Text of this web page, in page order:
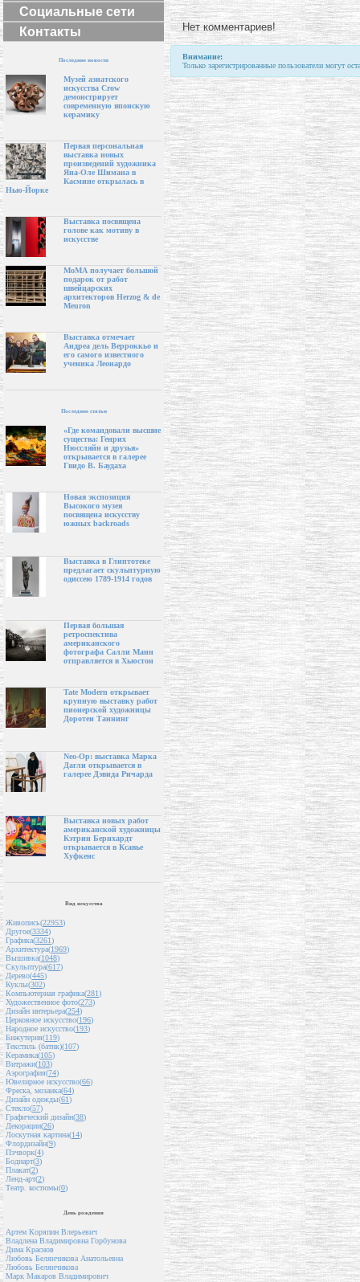
Социальные сети
Контакты
Последние новости
Музей азиатского
искусства Crow
демонстрирует
современную японскую
керамику
Первая персональная
выставка новых
произведений художника
Яна-Оле Шимана в
Касмине открылась в
Нью-Йорке
Выставка посвящена
голове как мотиву в
искусстве
МоМА получает большой
подарок от работ
швейцарских
архитекторов Herzog & de
Meuron
Выставка отмечает
Андреа дель Верроккьо и
его самого известного
ученика Леонардо
Последние статьи
«Где командовали высшие
существа: Генрих
Нюссляйн и друзья»
открывается в галерее
Гвидо В. Баудаха
Новая экспозиция
Высокого музея
посвящена искусству
южных backroads
Выставка в Глиптотеке
предлагает скульптурную
одиссею 1789-1914 годов
Первая большая
ретроспектива
американского
фотографа Салли Манн
отправляется в Хьюстон
Tate Modern открывает
крупную выставку работ
пионерской художницы
Доротеи Таннинг
Neo-Op: выставка Марка
Дагли открывается в
галерее Дэвида Ричарда
Выставка новых работ
американской художницы
Кэтрин Бернхардт
открывается в Ксавье
Хуфкенс
Вид искусства
Живопись(22953)
Другое(3334)
Графика(3261)
Архитектура(1969)
Вышивка(1048)
Скульптура(617)
Дерево(445)
Куклы(302)
Компьютерная графика(281)
Художественное фото(273)
Дизайн интерьера(254)
Церковное искусство(196)
Народное искусство(193)
Бижутерия(119)
Текстиль (батик)(107)
Керамика(105)
Витражи(103)
Аэрография(74)
Ювелирное искусство(66)
Фреска, мозаика(64)
Дизайн одежды(61)
Стекло(57)
Графический дизайн(38)
Декорации(26)
Лоскутная картина(14)
Флордизайн(9)
Пэчворк(4)
Бодиарт(3)
Плакат(2)
Ленд-арт(2)
Театр. костюмы(0)
День рождения
Артем Коряпин Влерьевич
Владлена Владимировна Горбунова
Дима Краснов
Любовь Белянчикова Анатольевна
Любовь Белянчикова
Марк Макаров Владимирович
Нет комментариев!
Внимание:
Только зарегистрированные пользователи могут